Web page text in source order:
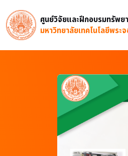
ศูนย์วิจัยและฝึกอบรมทรัพย
มหาวิทยาลัยเทคโนโลยีพระ